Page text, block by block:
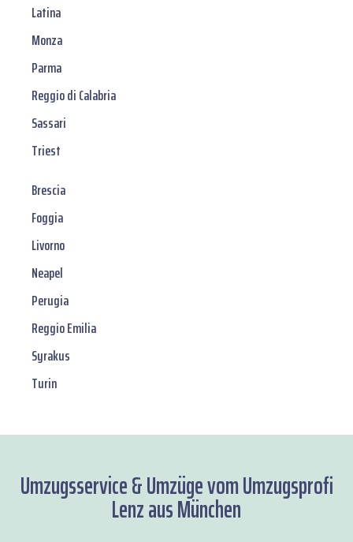
Latina
Monza
Parma
Reggio di Calabria
Sassari
Triest
Brescia
Foggia
Livorno
Neapel
Perugia
Reggio Emilia
Syrakus
Turin
Umzugsservice & Umzüge vom Umzugsprofi
Lenz aus München